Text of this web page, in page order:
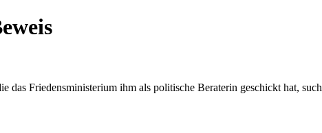
das Friedensministerium ihm als politische Beraterin geschickt hat,